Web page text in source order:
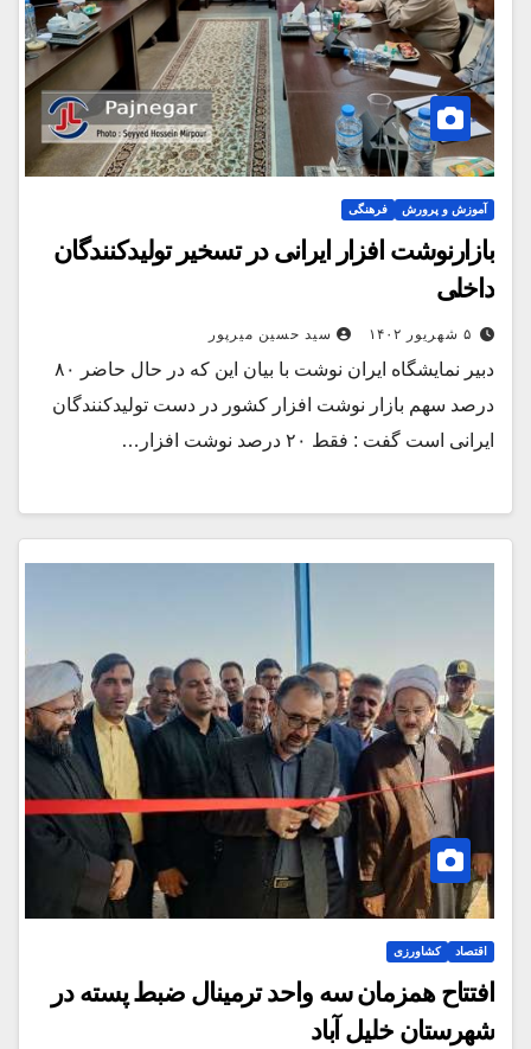
آموزش و پرورش فرهنگی
بازارنوشت افزار ایرانی در تسخیر تولیدکنندگان
داخلی
۵ شهریور ۱۴۰۲ سید حسین میرپور
دبیر نمایشگاه ایران نوشت با بیان این که در حال حاضر ۸۰
درصد سهم بازار نوشت افزار کشور در دست تولیدکنندگان
ایرانی است گفت : فقط ۲۰ درصد نوشت افزار…
اقتصاد کشاورزی
افتتاح همزمان سه واحد ترمینال ضبط پسته در
شهرستان خلیل آباد